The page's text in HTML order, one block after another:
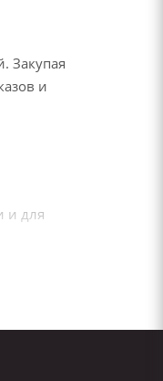
Закупая
и
и для